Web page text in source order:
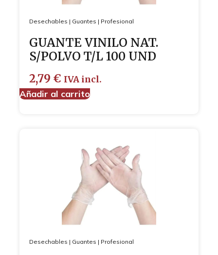
Desechables | Guantes | Profesional
GUANTE VINILO NAT.
S/POLVO T/L 100 UND
2,79 € IVA incl.
Añadir al carrito
Desechables | Guantes | Profesional